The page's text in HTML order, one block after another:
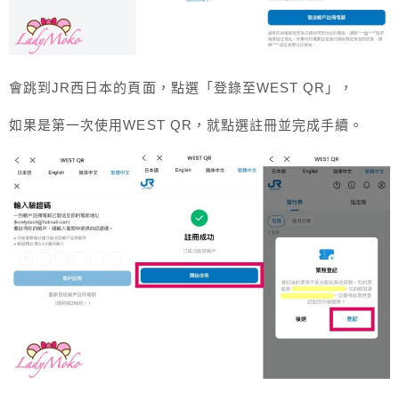
會跳到JR西日本的頁面，點選「登錄至WEST QR」，
如果是第一次使用WEST QR，就點選註冊並完成手續。